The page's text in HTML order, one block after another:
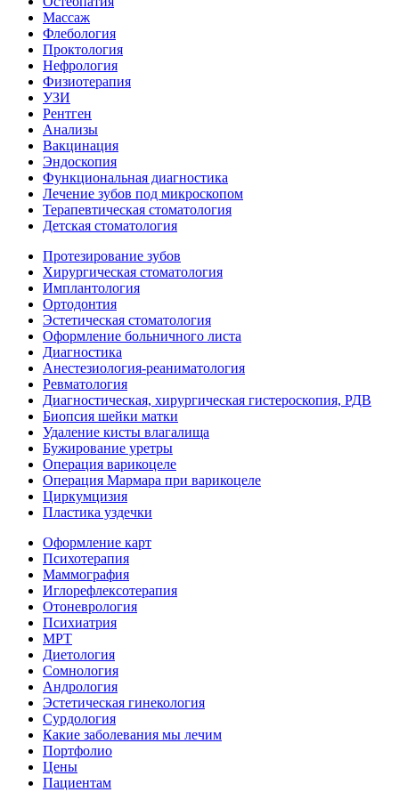
Массаж
Флебология
Проктология
Нефрология
Физиотерапия
УЗИ
Рентген
Анализы
Вакцинация
Эндоскопия
Функциональная диагностика
Лечение зубов под микроскопом
Терапевтическая стоматология
Детская стоматология
Протезирование зубов
Хирургическая стоматология
Имплантология
Ортодонтия
Эстетическая стоматология
Оформление больничного листа
Диагностика
Анестезиология-реаниматология
Ревматология
Диагностическая, хирургическая гистероскопия, РДВ
Биопсия шейки матки
Удаление кисты влагалища
Бужирование уретры
Операция варикоцеле
Операция Мармара при варикоцеле
Циркумцизия
Пластика уздечки
Оформление карт
Психотерапия
Маммография
Иглорефлексотерапия
Отоневрология
Психиатрия
МРТ
Диетология
Сомнология
Андрология
Эстетическая гинекология
Сурдология
Какие заболевания мы лечим
Портфолио
Цены
Пациентам